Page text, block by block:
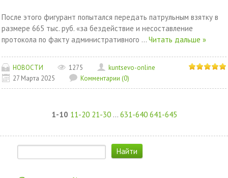
После этого фигурант попытался передать патрульным взятку в
размере 665 тыс. руб. «за бездействие и несоставление
протокола по факту административного ... Читать дальше »
НОВОСТИ 1275
kuntsevo-online
27 Марта 2025
Комментарии (0)
1-10 11-20 21-30 ... 631-640 641-645